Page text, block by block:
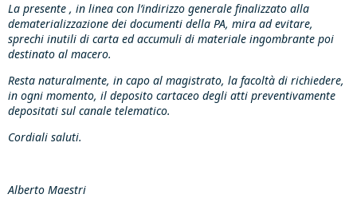
La presente , in linea con l’indirizzo generale finalizzato alla
dematerializzazione dei documenti della PA, mira ad evitare,
sprechi inutili di carta ed accumuli di materiale ingombrante poi
destinato al macero.
Resta naturalmente, in capo al magistrato, la facoltà di richiedere,
in ogni momento, il deposito cartaceo degli atti preventivamente
depositati sul canale telematico.
Cordiali saluti.
Alberto Maestri